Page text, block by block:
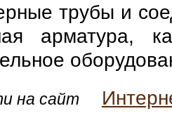
трубы и
арматура,
на сайт